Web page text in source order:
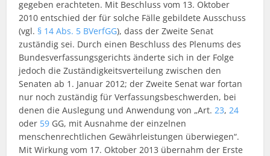
gegeben erachteten. Mit Beschluss vom 13. Oktober
2010 entschied der für solche Fälle gebildete Ausschuss
(vgl. § 14 Abs. 5 BVerfGG), dass der Zweite Senat
zuständig sei. Durch einen Beschluss des Plenums des
Bundesverfassungsgerichts änderte sich in der Folge
jedoch die Zuständigkeitsverteilung zwischen den
Senaten ab 1. Januar 2012; der Zweite Senat war fortan
nur noch zuständig für Verfassungsbeschwerden, bei
denen die Auslegung und Anwendung von „Art.23,24
oder 59 GG, mit Ausnahme der einzelnen
menschenrechtlichen Gewährleistungen überwiegen“.
Mit Wirkung vom 17. Oktober 2013 übernahm der Erste